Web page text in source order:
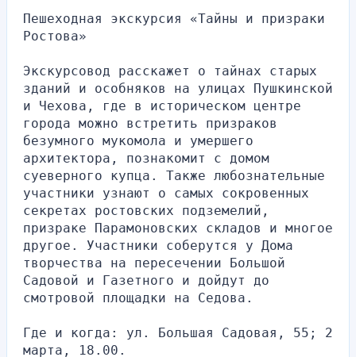
Пешеходная экскурсия «Тайны и призраки
Ростова»
Экскурсовод расскажет о тайнах старых
зданий и особняков на улицах Пушкинской
и Чехова, где в историческом центре
города можно встретить призраков
безумного мукомола и умершего
архитектора, познакомит с домом
суеверного купца. Также любознательные
участники узнают о самых сокровенных
секретах ростовских подземелий,
призраке Парамоновских складов и многое
другое. Участники соберутся у Дома
творчества на пересечении Большой
Садовой и Газетного и дойдут до
смотровой площадки на Седова.
Где и когда: ул. Большая Садовая, 55; 2
марта, 18.00.